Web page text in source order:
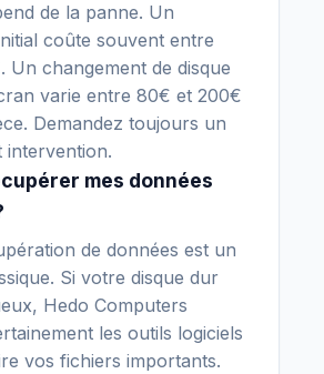
de la panne. Un
coûte souvent entre
Un changement de disque
varie entre 80€ et 200€
Demandez toujours un
intervention.
mes données
de données est un
Si votre disque dur
Hedo Computers
les outils logiciels
vos fichiers importants.